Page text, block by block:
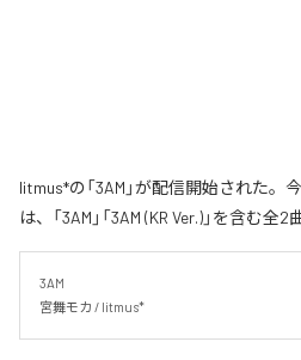
litmus*の「3AM」が配信開始された
は、「3AM」「3AM (KR Ver.)」を含む全
3AM
宮舞モカ / litmus*